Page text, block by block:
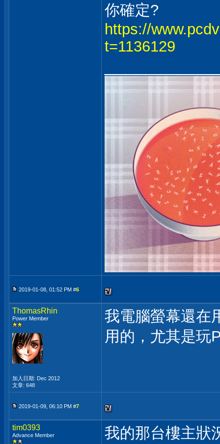
你確定?
https://
t=1136129
2019-01-08, 01:52 PM #6
ThomasRhin
Power Member
加入日期: Dec 2012
文章: 648
我電腦螢幕還在
用的，尤其是玩
2019-01-09, 06:10 PM #7
tim0393
Advance Member
我的那台樓主狀